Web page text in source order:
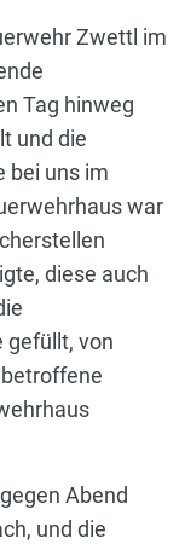
Zwettl im
Tag hinweg
und die
bei uns im
war
diese auch
gefüllt, von
Abend
und die